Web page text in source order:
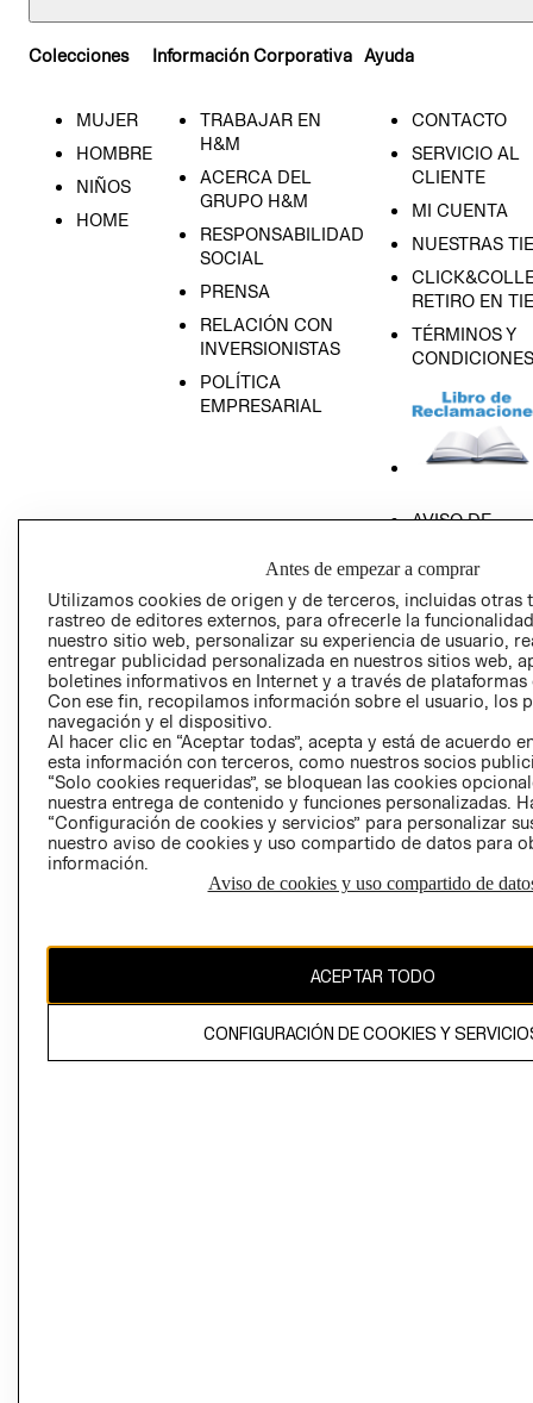
Colecciones
MUJER
HOMBRE
NIÑOS
HOME
Información Corporativa
TRABAJAR EN
H&M
ACERCA DEL
GRUPO H&M
RESPONSABILIDAD
SOCIAL
PRENSA
RELACIÓN CON
INVERSIONISTAS
POLÍTICA
EMPRESARIAL
Ayuda
CONTACTO
SERVICIO AL
CLIENTE
MI CUENTA
NUESTRAS
RETIRO EN
TÉRMINOS Y
CONDICIONES
AVISO DE
GIFT CARD
AVISO DE
Perú (S/)
CAMBIAR REGIÓN
propiedad de H&M Hennes & Mauritz AB
Antes de empezar a comprar
Utilizamos cookies de origen y de terceros, incluidas otras
rastreo de editores externos, para ofrecerle la
nuestro sitio web, personalizar su experiencia de usuario,
entregar publicidad personalizada en nuestros sitios web,
boletines informativos en Internet y a través de plataformas
Con ese fin, recopilamos información sobre el usuario, los
navegación y el dispositivo.
Al hacer clic en “Aceptar todas”, acepta y está de acuerdo
esta información con terceros, como nuestros socios
“Solo cookies requeridas”, se bloquean las cookies
nuestra entrega de contenido y funciones personalizadas.
“Configuración de cookies y servicios” para personalizar
nuestro aviso de cookies y uso compartido de datos para
información.
Aviso de cookies y uso compartido de
ACEPTAR TODO
CONFIGURACIÓN DE COOKIES Y